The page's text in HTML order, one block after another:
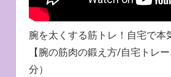
腕を太くする筋トレ！自宅で本
【腕の筋肉の鍛え方/自宅トレ
分）